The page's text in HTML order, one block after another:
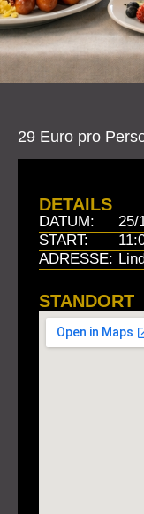
29 Euro pro
DETAILS
DATUM:
25/
START:
ADRESSE:
STANDORT